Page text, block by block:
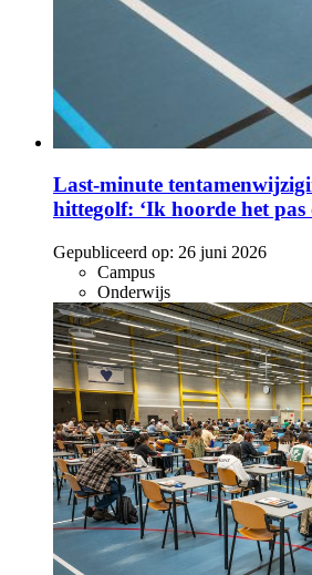
Last-minute
hittegolf: ‘Ik hoorde het pas
Gepubliceerd op: 26 juni 2026
Campus
Onderwijs